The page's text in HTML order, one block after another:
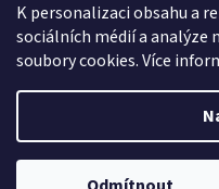
K personalizaci obsahu a
sociálních médií a analýze
soubory cookies. Více
Copyright 2026